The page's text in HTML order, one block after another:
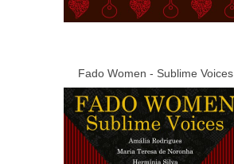
Fado Women - Sublime Voices